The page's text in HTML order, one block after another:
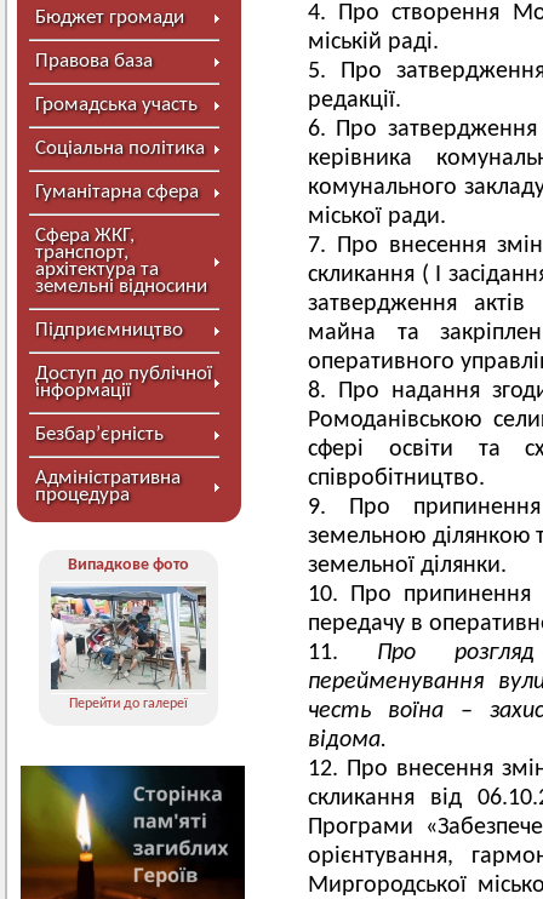
Бюджет громади
Правова база
Громадська участь
Соціальна політика
Гуманітарна сфера
Сфера ЖКГ,
транспорт,
архітектура та
земельні відносини
Підприємництво
Доступ до публічної
інформації
Безбар’єрність
Адміністративна
процедура
Випадкове фото
Перейти до галереї
Про створення
міській раді.
Про
редакції.
Про
керівника
комунального
міської ради.
Про внесення
скликання ( І
затвердження актів
майна та
оперативного
Про надання
Ромоданівською
сфері освіти та
співробітництво.
Про
земельною ділянкою
земельної ділянки.
Про припинення
передачу в
Про
перейменування
честь воїна –
відома.
Про внесення
скликання від
Програми
орієнтування,
Миргородської